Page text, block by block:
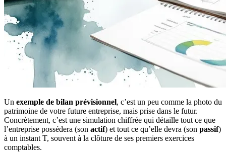
Un exemple de bilan prévisionnel, c’est un peu comme la photo du
patrimoine de votre future entreprise, mais prise dans le futur.
Concrètement, c’est une simulation chiffrée qui détaille tout ce que
l’entreprise possédera (son actif) et tout ce qu’elle devra (son passif)
à un instant T, souvent à la clôture de ses premiers exercices
comptables.